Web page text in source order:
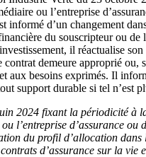
ou l’entreprise
informé d’un changement
du souscripteur ou de
il réactualise
contrat demeure approprié ou,
aux besoins exprimés. Il
support durable si tel n’est
2024 fixant la périodicité à
l’entreprise d’assurance ou
du profil d’allocation dans
d’assurance sur la vie